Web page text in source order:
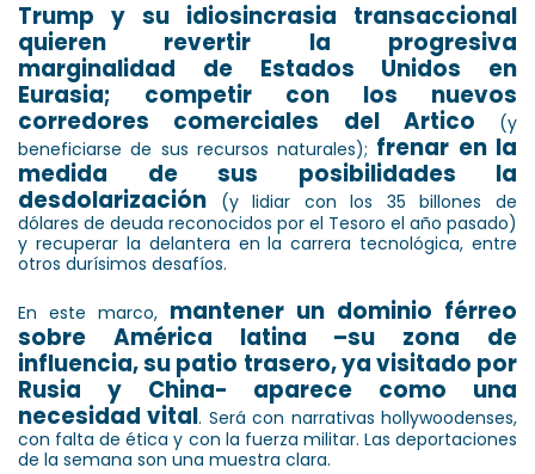
Trump y su idiosincrasia transaccional
quieren revertir la progresiva
marginalidad de Estados Unidos en
Eurasia; competir con los nuevos
corredores comerciales del Artico
(y
beneficiarse de sus recursos naturales); frenar en la
medida de sus posibilidades la
desdolarización
(y lidiar con los 35 billones de
dólares de deuda reconocidos por el Tesoro el año pasado)
y recuperar la delantera en la carrera tecnológica, entre
otros durísimos desafíos.
En este marco, mantener un dominio férreo
sobre América latina –su zona de
influencia, su patio trasero, ya visitado por
Rusia y China- aparece como una
necesidad vital. Será con narrativas hollywoodenses,
con falta de ética y con la fuerza militar. Las deportaciones
de la semana son una muestra clara.